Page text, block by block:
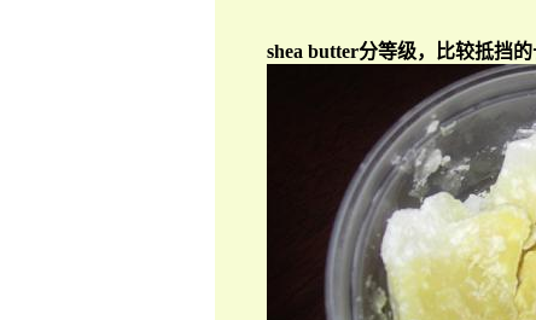
shea butter分等级，比较抵挡